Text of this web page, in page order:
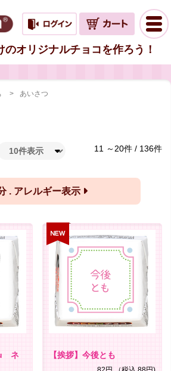
オリジナルチョコを作ろう！
あいさつ
11 ～20件 / 136件
. アレルギー表示
ネ
【挨拶】今後とも